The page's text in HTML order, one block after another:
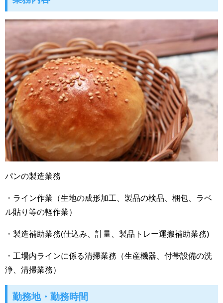
パンの製造業務
・ライン作業（生地の成形加工、製品の検品、梱包、ラベ
ル貼り等の軽作業）
・製造補助業務(仕込み、計量、製品トレー運搬補助業務)
・工場内ラインに係る清掃業務（生産機器、付帯設備の洗
浄、清掃業務）
勤務地・勤務時間